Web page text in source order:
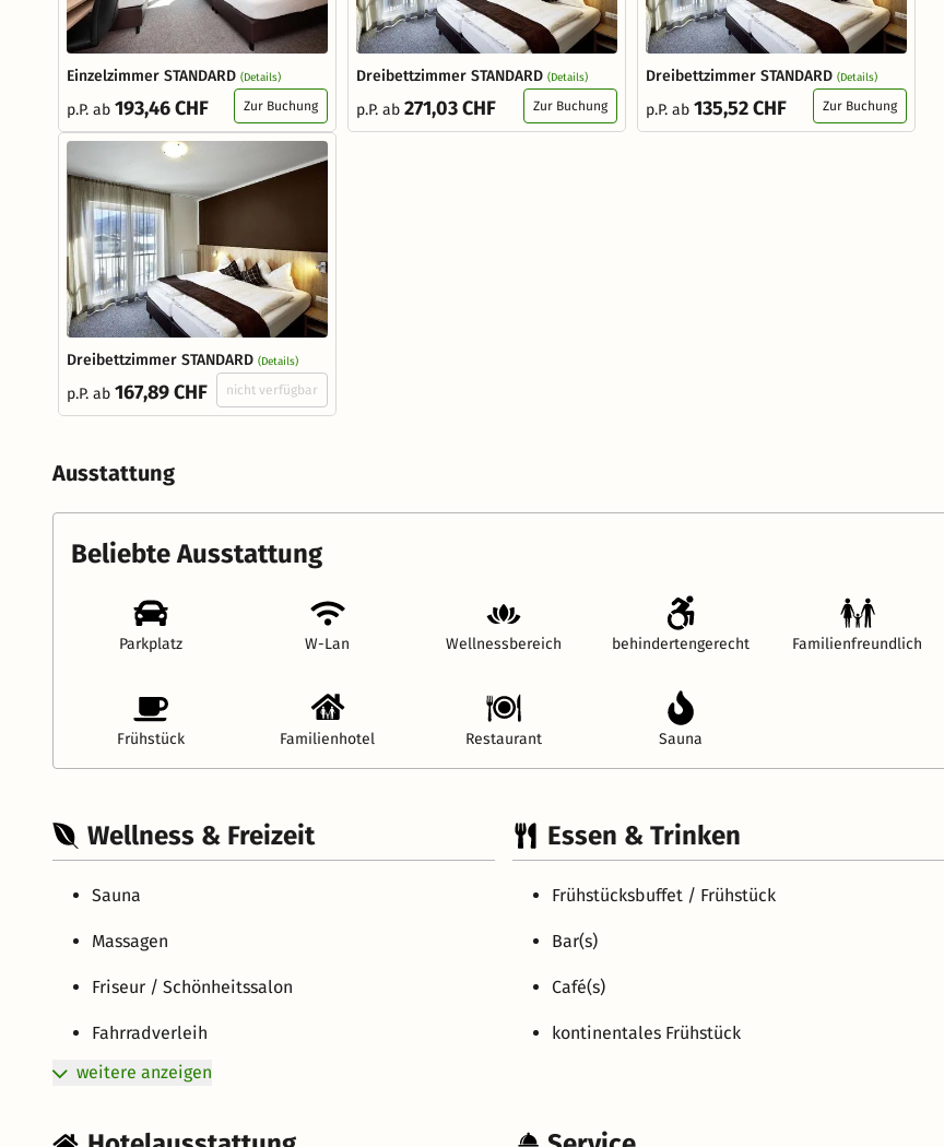
Einzelzimmer STANDARD (Details)
p.P. ab 193,46 CHF Zur Buchung
Dreibettzimmer STANDARD (Details)
p.P. ab 271,03 CHF Zur Buchung
Dreibettzimmer STANDARD (Details)
p.P. ab 135,52 CHF Zur Buchung
Dreibettzimmer STANDARD (Details)
p.P. ab 167,89 CHF nicht verfügbar
Ausstattung
Beliebte Ausstattung
Parkplatz W-Lan Wellnessbereich behindertengerecht Familienfreundlich
Frühstück Familienhotel Restaurant Sauna
Wellness & Freizeit
Sauna
Massagen
Friseur / Schönheitssalon
Fahrradverleih
weitere anzeigen
Essen & Trinken
Frühstücksbuffet / Frühstück
Bar(s)
Café(s)
kontinentales Frühstück